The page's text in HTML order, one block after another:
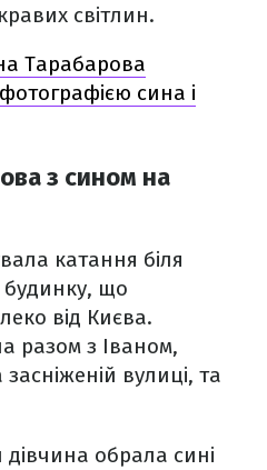
світлин.
Тарабарова
сина і
з сином на
катання біля
будинку, що
від Києва.
разом з Іваном,
вулиці, та
обрала сині